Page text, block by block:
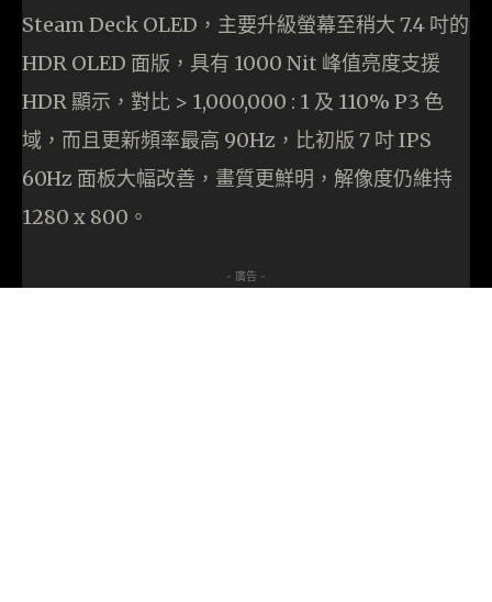
Steam Deck OLED，主要升級螢幕至稍大 7.4 吋的
HDR OLED 面版，具有 1000 Nit 峰值亮度支援
HDR 顯示，對比 > 1,000,000 : 1 及 110% P3 色
域，而且更新頻率最高 90Hz，比初版 7 吋 IPS
60Hz 面板大幅改善，畫質更鮮明，解像度仍維持
1280 x 800。
- 廣告 -